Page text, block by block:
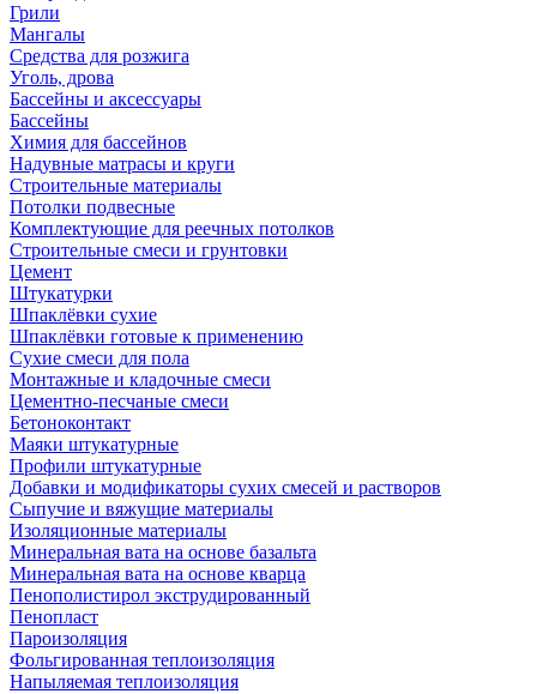
Грили
Мангалы
Средства для розжига
Уголь, дрова
Бассейны и аксессуары
Бассейны
Химия для бассейнов
Надувные матрасы и круги
Строительные материалы
Потолки подвесные
Комплектующие для реечных потолков
Строительные смеси и грунтовки
Цемент
Штукатурки
Шпаклёвки сухие
Шпаклёвки готовые к применению
Сухие смеси для пола
Монтажные и кладочные смеси
Цементно-песчаные смеси
Бетоноконтакт
Маяки штукатурные
Профили штукатурные
Добавки и модификаторы сухих смесей и растворов
Сыпучие и вяжущие материалы
Изоляционные материалы
Минеральная вата на основе базальта
Минеральная вата на основе кварца
Пенополистирол экструдированный
Пенопласт
Пароизоляция
Фольгированная теплоизоляция
Напыляемая теплоизоляция